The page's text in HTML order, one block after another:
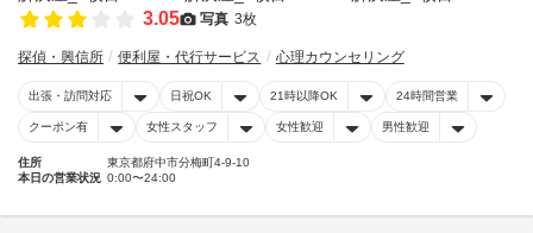
3.05 写真 3枚
探偵・興信所 便利屋・代行サービス 心理カウンセリング
出張・訪問対応 日祝OK 21時以降OK 24時間営業
クーポン有 女性スタッフ 女性歓迎 男性歓迎
住所
東京都府中市分梅町4-9-10
本日の営業状況 0:00〜24:00